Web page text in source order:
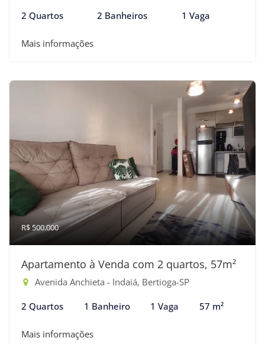
2 Quartos 2 Banheiros 1 Vaga
Mais informações
R$ 500.000
Apartamento à Venda com 2 quartos, 57m²
Avenida Anchieta - Indaiá, Bertioga-SP
2 Quartos 1 Banheiro 1 Vaga 57 m²
Mais informações